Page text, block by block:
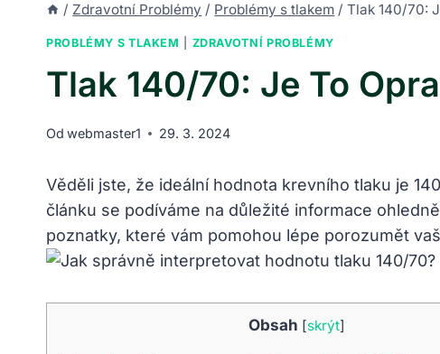
/ Zdravotní Problémy / Problémy s tlakem / Tlak 140/70:
PROBLÉMY S TLAKEM ZDRAVOTNÍ PROBLÉMY
Tlak 140/70: Je To
Od webmaster1 29. 3. 2024
Věděli jste, že ideální hodnota krevního tlaku je
článku se podíváme na důležité informace
poznatky, které vám pomohou lépe porozumět
Obsah [skrýt]